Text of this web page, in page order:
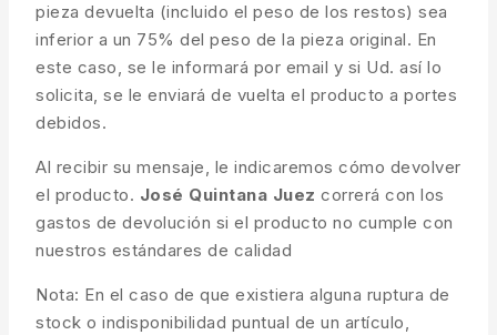
pieza devuelta (incluido el peso de los restos) sea
inferior a un 75% del peso de la pieza original. En
este caso, se le informará por email y si Ud. así lo
solicita, se le enviará de vuelta el producto a portes
debidos.
Al recibir su mensaje, le indicaremos cómo devolver
el producto. José Quintana Juez correrá con los
gastos de devolución si el producto no cumple con
nuestros estándares de calidad
Nota: En el caso de que existiera alguna ruptura de
stock o indisponibilidad puntual de un artículo,